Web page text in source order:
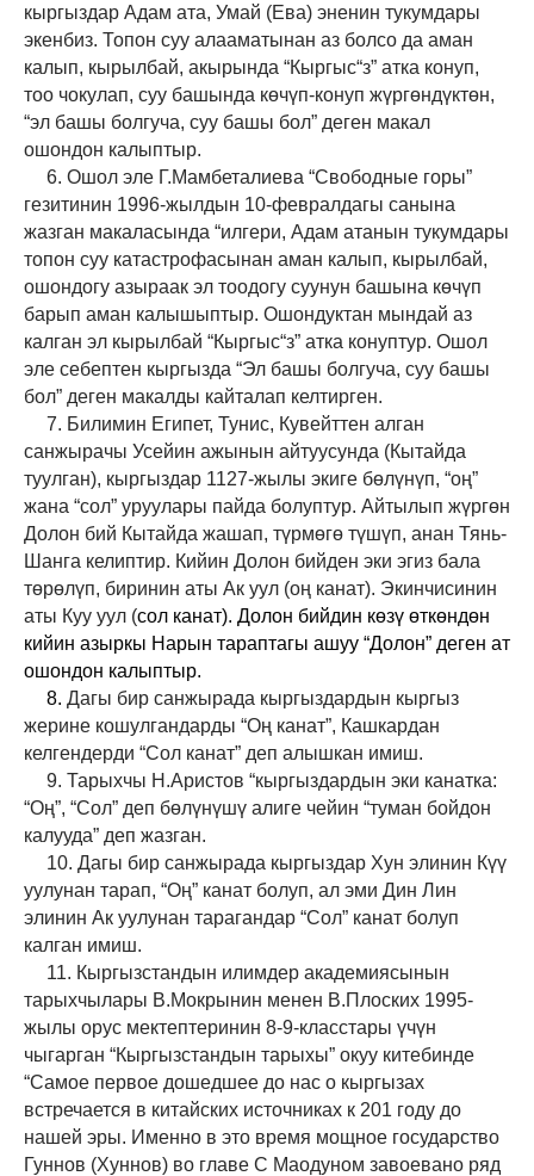
кыргыздар Адам ата, Умай (Ева) эненин тукумдары
экенбиз. Топон суу алааматынан аз болсо да аман
калып, кырылбай, акырында “Кыргыс“з” атка конуп,
тоо чокулап, суу башында көчүп-конуп жүргөндүктөн,
“эл башы болгуча, суу башы бол” деген макал
ошондон калыптыр.
6. Ошол эле Г.Мамбеталиева “Свободные горы”
гезитинин 1996-жылдын 10-февралдагы санына
жазган макаласында “илгери, Адам атанын тукумдары
топон суу катастрофасынан аман калып, кырылбай,
ошондогу азыраак эл тоодогу суунун башына көчүп
барып аман калышыптыр. Ошондуктан мындай аз
калган эл кырылбай “Кыргыс“з” атка конуптур. Ошол
эле себептен кыргызда “Эл башы болгуча, суу башы
бол” деген макалды кайталап келтирген.
7. Билимин Египет, Тунис, Кувейттен алган
санжырачы Усейин ажынын айтуусунда (Кытайда
туулган), кыргыздар 1127-жылы экиге бөлүнүп, “оң”
жана “сол” уруулары пайда болуптур. Айтылып жүргөн
Долон бий Кытайда жашап, түрмөгө түшүп, анан Тянь-
Шанга келиптир. Кийин Долон бийден эки эгиз бала
төрөлүп, биринин аты Ак уул (оң канат). Экинчисинин
аты Куу уул (сол канат). Долон бийдин көзү өткөндөн
кийин азыркы Нарын тараптагы ашуу “Долон” деген ат
ошондон калыптыр.
8. Дагы бир санжырада кыргыздардын кыргыз
жерине кошулгандарды “Оң канат”, Кашкардан
келгендерди “Сол канат” деп алышкан имиш.
9. Тарыхчы Н.Аристов “кыргыздардын эки канатка:
“Оң”, “Сол” деп бөлүнүшү алиге чейин “туман бойдон
калууда” деп жазган.
10. Дагы бир санжырада кыргыздар Хун элинин Күү
уулунан тарап, “Оң” канат болуп, ал эми Дин Лин
элинин Ак уулунан тарагандар “Сол” канат болуп
калган имиш.
11. Кыргызстандын илимдер академиясынын
тарыхчылары В.Мокрынин менен В.Плоских 1995-
жылы орус мектептеринин 8-9-класстары үчүн
чыгарган “Кыргызстандын тарыхы” окуу китебинде
“Самое первое дошедшее до нас о кыргызах
встречается в китайских источниках к 201 году до
нашей эры. Именно в это время мощное государство
Гуннов (Хуннов) во главе С Маодуном завоевано ряд